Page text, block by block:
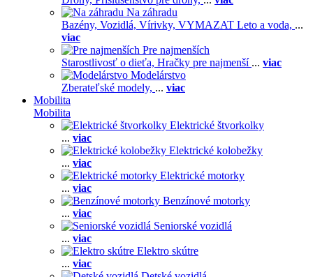
Na záhradu
Bazény, Vozidlá, Vírivky, VYMAZAT Leto a voda, ...
viac
Pre najmenších
Starostlivosť o dieťa, Hračky pre najmenší ... viac
Modelárstvo
Zberateľské modely, ... viac
Mobilita
Mobilita
Elektrické štvorkolky
... viac
Elektrické kolobežky
... viac
Elektrické motorky
... viac
Benzínové motorky
... viac
Seniorské vozidlá
... viac
Elektro skútre
... viac